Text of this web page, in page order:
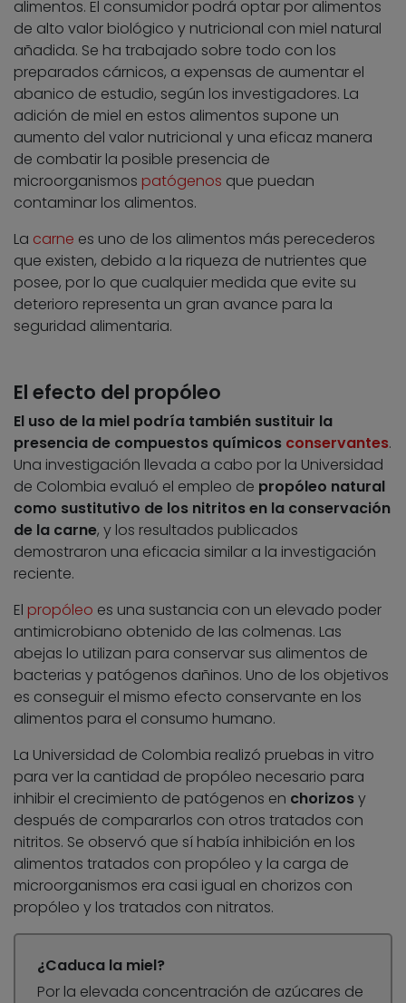
alimentos. El consumidor podrá optar por alimentos
de alto valor biológico y nutricional con miel natural
añadida. Se ha trabajado sobre todo con los
preparados cárnicos, a expensas de aumentar el
abanico de estudio, según los investigadores. La
adición de miel en estos alimentos supone un
aumento del valor nutricional y una eficaz manera
de combatir la posible presencia de
microorganismos patógenos que puedan
contaminar los alimentos.
La carne es uno de los alimentos más perecederos
que existen, debido a la riqueza de nutrientes que
posee, por lo que cualquier medida que evite su
deterioro representa un gran avance para la
seguridad alimentaria.
El efecto del propóleo
El uso de la miel podría también sustituir la
presencia de compuestos químicos conservantes.
Una investigación llevada a cabo por la Universidad
de Colombia evaluó el empleo de propóleo natural
como sustitutivo de los nitritos en la conservación
de la carne, y los resultados publicados
demostraron una eficacia similar a la investigación
reciente.
El propóleo es una sustancia con un elevado poder
antimicrobiano obtenido de las colmenas. Las
abejas lo utilizan para conservar sus alimentos de
bacterias y patógenos dañinos. Uno de los objetivos
es conseguir el mismo efecto conservante en los
alimentos para el consumo humano.
La Universidad de Colombia realizó pruebas in vitro
para ver la cantidad de propóleo necesario para
inhibir el crecimiento de patógenos en chorizosy
después de compararlos con otros tratados con
nitritos. Se observó que sí había inhibición en los
alimentos tratados con propóleo y la carga de
microorganismos era casi igual en chorizos con
propóleo y los tratados con nitratos.
¿Caduca la miel?
Por la elevada concentración de azúcares de